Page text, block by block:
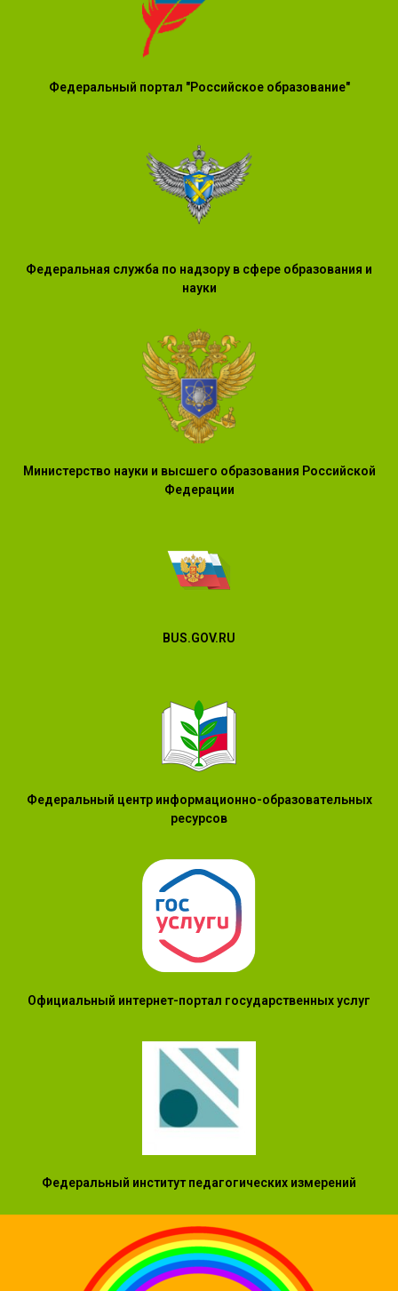
Федеральный портал "Российское образование"
Федеральная служба по надзору в сфере образования и
науки
Министерство науки и высшего образования Российской
Федерации
BUS.GOV.RU
Федеральный центр информационно-образовательных
ресурсов
Официальный интернет-портал государственных услуг
Федеральный институт педагогических измерений